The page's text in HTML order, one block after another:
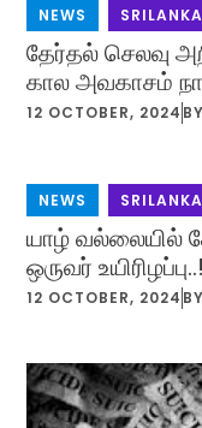
NEWS
தேர்தல் செலவு
கால அவகாசம்
12 OCTOBER, 2024 BY
NEWS
யாழ் வல்லையில்
ஒருவர் உயிரிழப்பு..!
12 OCTOBER, 2024 BY